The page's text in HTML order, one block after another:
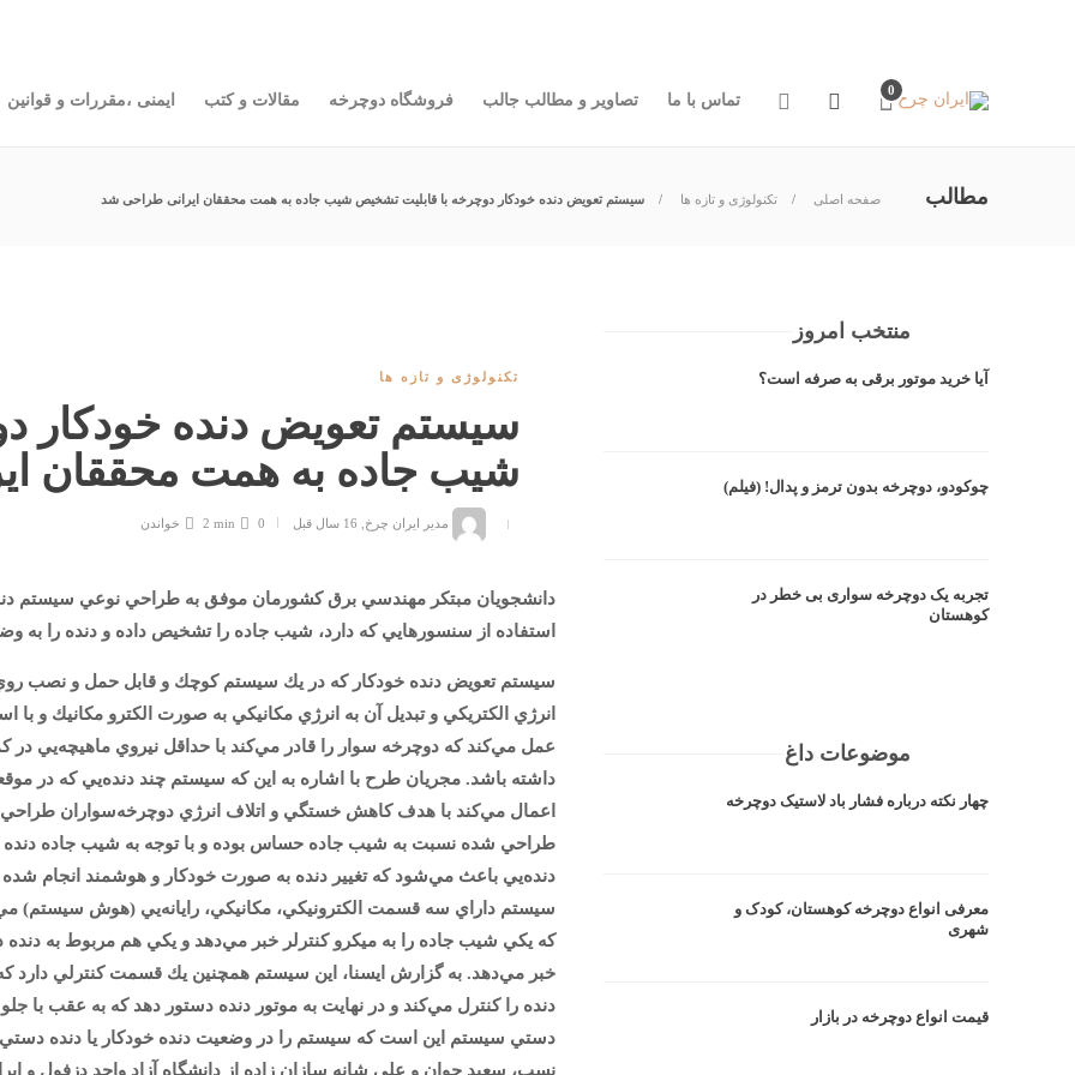
ایمنی ،مقررات و قوانین مقالات و کتب فروشگاه دوچرخه تصاویر و مطالب جالب تماس با ما
0
مطالب صفحه اصلی تکنولوژی و تازه ها سيستم تعويض دنده خودكار دوچرخه با قابليت تشخيص شيب جاده به همت محققان ايرانی طراحی شد
تکنولوژی و تازه ها
سيستم تعويض دنده خودكار
شيب جاده به همت محققان
مدیر ایران چرخ 16 سال قبل 0
2 min خواندن
دانشجويان مبتكر مهندسي برق كشورمان موفق به طراحي نوعي سيستم
استفاده از سنسورهايي كه دارد، شيب جاده را تشخيص داده و دنده را به
سيستم تعويض دنده خودكار كه در يك سيستم كوچك و قابل حمل و نصب روي
انرژي الكتريكي و تبديل آن به انرژي مكانيكي به صورت الكترو مكانيك و
عمل مي‌كند كه دوچرخه سوار را قادر مي‌كند با حداقل نيروي ماهيچه‌يي در
داشته باشد. مجريان طرح با اشاره به اين كه سيستم چند دنده‌يي كه در
اعمال مي‌كند با هدف كاهش خستگي و اتلاف انرژي دوچرخه‌سواران
طراحي شده نسبت به شيب جاده حساس بوده و با توجه به شيب جاده دنده
دنده‌يي باعث مي‌شود كه تغيير دنده به صورت خودكار و هوشمند انجام
سيستم داراي سه قسمت الكترونيكي، مكانيكي، رايانه‌يي (هوش سيستم)
كه يكي شيب جاده را به ميكرو كنترلر خبر مي‌دهد و يكي هم مربوط به
خبر مي‌دهد. به گزارش ايسنا، اين سيستم همچنين يك قسمت كنترلي دارد
دنده را كنترل مي‌كند و در نهايت به موتور دنده دستور دهد كه به عقب
دستي سيستم اين است كه سيستم را در وضعيت دنده خودكار يا دنده
نسب، سعيد جوان و علي شانه سازان زاده از دانشگاه آزاد واحد دزفول و
منتخب امروز
آیا خرید موتور برقی به صرفه است؟
چوکودو، دوچرخه بدون ترمز و پدال! (فیلم)
تجربه یک دوچرخه سواری بی خطر در
کوهستان
موضوعات داغ
چهار نکته درباره فشار باد لاستیک دوچرخه
معرفی انواع دوچرخه کوهستان، کودک و
شهری
قیمت انواع دوچرخه در بازار